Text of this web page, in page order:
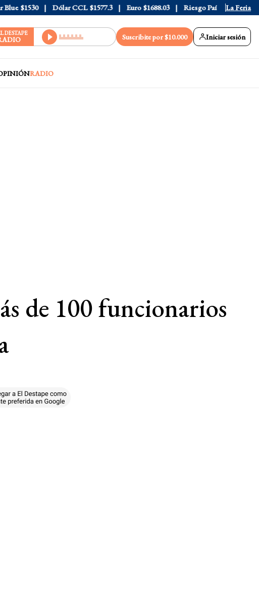
$1530 Dólar CCL $1577.3 Euro $1688.03 Riesgo País 408 La Feria
DESTAPE Suscribite por $10.000 Iniciar sesión
RADIO
de 100 funcionarios